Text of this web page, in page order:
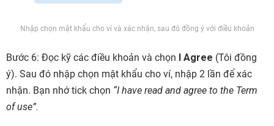
Nhập chọn mật khẩu cho ví và xác nhận, sau đó đồng ý với điều khoản
Bước 6: Đọc kỹ các điều khoản và chọn I Agree (Tôi đồng
ý). Sau đó nhập chọn mật khẩu cho ví, nhập 2 lần để xác
nhận. Bạn nhớ tick chọn “I have read and agree to the Term
of use”.